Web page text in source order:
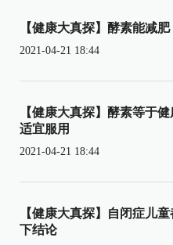
【健康大真探】酵素能减
2021-04-21 18:44
【健康大真探】酵素等于
适宜服用
2021-04-21 18:44
【健康大真探】自闭症儿
下结论